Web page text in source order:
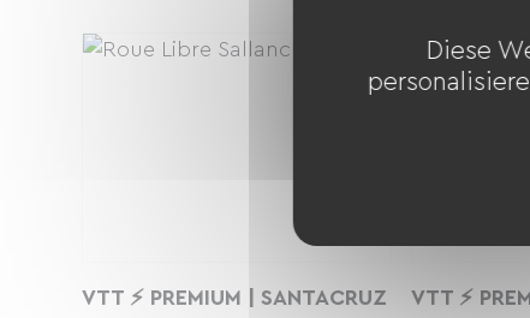
VTT ⚡ PREMIUM | SANTACRUZ
VTT ⚡
Diese